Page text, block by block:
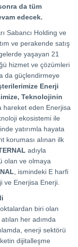
da tüm
edecek.
Sabancı Holding ve
ve perakende satış
yaşayan 21
hizmet ve çözümleri
da güçlendirmeye
Enerji
Teknolojinin
hareket eden Enerjisa
ekosistemi ile
yatırımla hayata
koruması alınan ilk
adıyla
olan ve olmaya
, ismindeki E harfi
ve Enerjisa Enerji.
biri olan
her adımda
enerji sektörü
dijitalleşme